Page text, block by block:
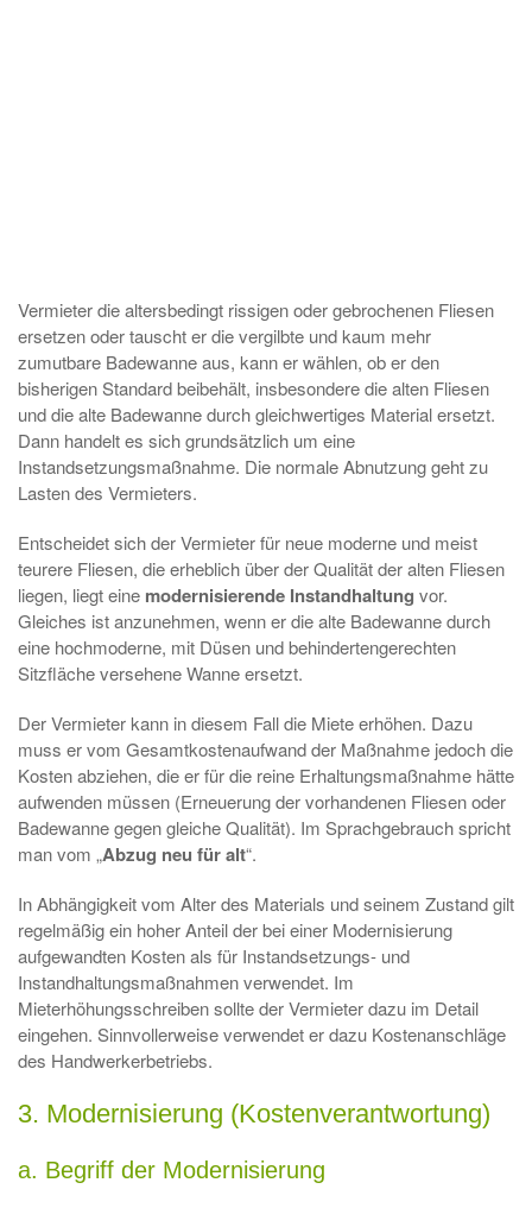
Vermieter die altersbedingt rissigen oder gebrochenen Fliesen
ersetzen oder tauscht er die vergilbte und kaum mehr
zumutbare Badewanne aus, kann er wählen, ob er den
bisherigen Standard beibehält, insbesondere die alten Fliesen
und die alte Badewanne durch gleichwertiges Material ersetzt.
Dann handelt es sich grundsätzlich um eine
Instandsetzungsmaßnahme. Die normale Abnutzung geht zu
Lasten des Vermieters.
Entscheidet sich der Vermieter für neue moderne und meist
teurere Fliesen, die erheblich über der Qualität der alten Fliesen
liegen, liegt eine modernisierende Instandhaltung vor.
Gleiches ist anzunehmen, wenn er die alte Badewanne durch
eine hochmoderne, mit Düsen und behindertengerechten
Sitzfläche versehene Wanne ersetzt.
Der Vermieter kann in diesem Fall die Miete erhöhen. Dazu
muss er vom Gesamtkostenaufwand der Maßnahme jedoch die
Kosten abziehen, die er für die reine Erhaltungsmaßnahme hätte
aufwenden müssen (Erneuerung der vorhandenen Fliesen oder
Badewanne gegen gleiche Qualität). Im Sprachgebrauch spricht
man vom „Abzug neu für alt“.
In Abhängigkeit vom Alter des Materials und seinem Zustand gilt
regelmäßig ein hoher Anteil der bei einer Modernisierung
aufgewandten Kosten als für Instandsetzungs- und
Instandhaltungsmaßnahmen verwendet. Im
Mieterhöhungsschreiben sollte der Vermieter dazu im Detail
eingehen. Sinnvollerweise verwendet er dazu Kostenanschläge
des Handwerkerbetriebs.
3. Modernisierung (Kostenverantwortung)
a. Begriff der Modernisierung